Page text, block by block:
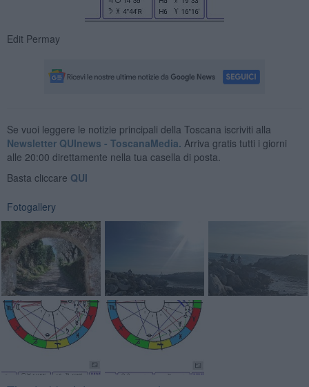
Edit Permay
Se vuoi leggere le notizie principali della Toscana iscriviti alla
Newsletter QUInews - ToscanaMedia. Arriva gratis tutti i giorni
alle 20:00 direttamente nella tua casella di posta.
Basta cliccare QUI
Fotogallery